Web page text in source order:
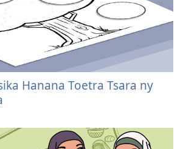
Hanana Toetra Tsara ny